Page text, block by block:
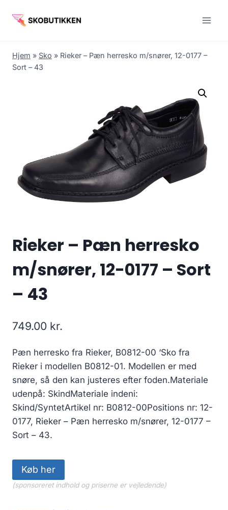
Hjem » Sko » Rieker – Pæn herresko m/snører, 12-0177 –
Sort – 43
Rieker – Pæn herresko
m/snører, 12-0177 – Sort
– 43
749.00 kr.
Pæn herresko fra Rieker, B0812-00 ‘Sko fra
Rieker i modellen B0812-01. Modellen er med
snøre, så den kan justeres efter foden.Materiale
udenpå: SkindMateriale indeni:
Skind/SyntetArtikel nr: B0812-00Positions nr: 12-
0177, Rieker – Pæn herresko m/snører, 12-0177 –
Sort – 43.
Køb her
(sponsoreret indhold og priserne er vejledende)